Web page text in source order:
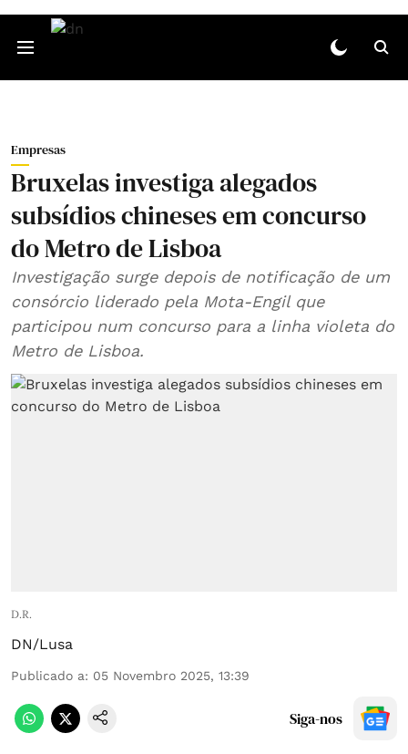
Empresas
Bruxelas investiga alegados
subsídios chineses em concurso
do Metro de Lisboa
Investigação surge depois de notificação de um
consórcio liderado pela Mota-Engil que
participou num concurso para a linha violeta do
Metro de Lisboa.
D.R.
DN/Lusa
Publicado a: 05 Novembro 2025, 13:39
Siga-nos